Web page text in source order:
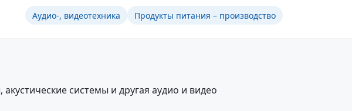
Аудио-, видеотехника Продукты питания – производство
системы и другая аудио и видео